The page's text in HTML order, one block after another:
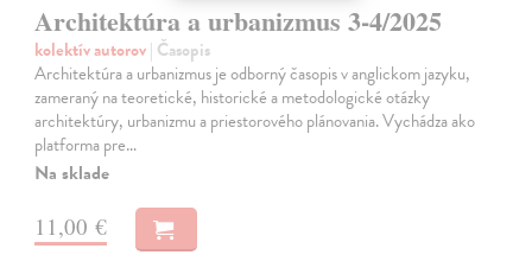
Architektúra a urbanizmus 3-4/2025
kolektív autorov| Časopis
Architektúra a urbanizmus je odborný časopis v anglickom jazyku,
zameraný na teoretické, historické a metodologické otázky
architektúry, urbanizmu a priestorového plánovania. Vychádza ako
platforma pre…
Na sklade
11,00 €